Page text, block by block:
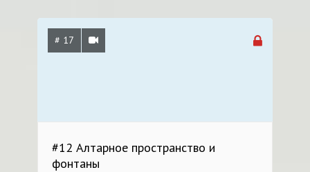
# 17
#12 Алтарное пространство и
фонтаны